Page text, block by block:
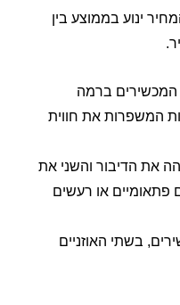
ינוע בממוצע בין
ברמה
המשפרות את חווית
את הדיבור והשני את
פתאומיים או רעשים
בשתי האוזניים